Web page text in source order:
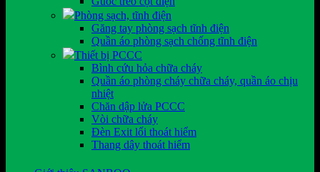
Phòng sạch, tĩnh điện
Găng tay phòng sạch tĩnh điện
Quần áo phòng sạch chống tĩnh điện
Thiết bị PCCC
Bình cứu hỏa chữa cháy
Quần áo phòng cháy chữa cháy, quần áo chịu
nhiệt
Chăn dập lửa PCCC
Vòi chữa cháy
Đèn Exit lối thoát hiểm
Thang dây thoát hiểm